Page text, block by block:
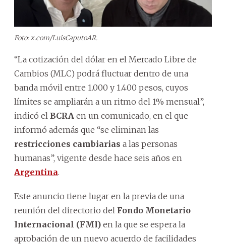
Foto: x.com/LuisCaputoAR.
“La cotización del dólar en el Mercado Libre de
Cambios (MLC) podrá fluctuar dentro de una
banda móvil entre 1.000 y 1.400 pesos, cuyos
límites se ampliarán a un ritmo del 1% mensual”,
indicó el BCRA en un comunicado, en el que
informó además que “se eliminan las
restricciones cambiarias a las personas
humanas”, vigente desde hace seis años en
Argentina.
Este anuncio tiene lugar en la previa de una
reunión del directorio del Fondo Monetario
Internacional (FMI) en la que se espera la
aprobación de un nuevo acuerdo de facilidades